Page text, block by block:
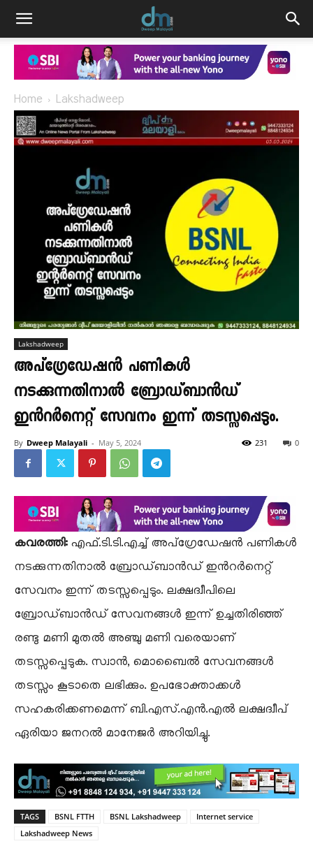
Home Lakshadweep
Lakshadweep
അപ്ഗ്രേഡേഷൻ പണികൾ
നടക്കുന്നതിനാൽ ബ്രോഡ്ബാൻഡ്
ഇൻറർനെറ്റ് സേവനം ഇന്ന് തടസ്സപ്പെടും.
By Dweep Malayali - May 5, 2024 0
231
കവരത്തി:എഫ്.ടി.ടി.എച്ച് അപ്ഗ്രേഡേഷൻ പണികൾ
നടക്കുന്നതിനാൽ ബ്രോഡ്ബാൻഡ് ഇൻറർനെറ്റ്
സേവനം ഇന്ന് തടസ്സപ്പെടും. ലക്ഷദ്വീപിലെ
ബ്രോഡ്ബാൻഡ് സേവനങ്ങൾ ഇന്ന് ഉച്ചതിരിഞ്ഞ്
രണ്ടു മണി മുതൽ അഞ്ചു മണി വരെയാണ്
തടസ്സപ്പെടുക. സ്വാൻ, മൊബൈൽ സേവനങ്ങൾ
തടസ്സം കൂടാതെ ലഭിക്കും. ഉപഭോക്താക്കൾ
സഹകരിക്കണമെന്ന് ബി.എസ്.എൻ.എൽ ലക്ഷദ്വീപ്
ഏരിയാ ജനറൽ മാനേജർ അറിയിച്ചു.
TAGS BSNL FTTH BSNL Lakshadweep
Internet service
Lakshadweep News